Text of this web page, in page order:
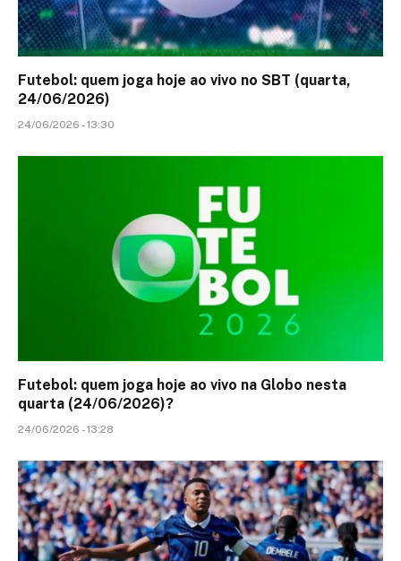
Futebol: quem joga hoje ao vivo no SBT (quarta,
24/06/2026)
24/06/2026 - 13:30
Futebol: quem joga hoje ao vivo na Globo nesta
quarta (24/06/2026)?
24/06/2026 - 13:28